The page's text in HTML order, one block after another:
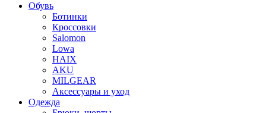
Обувь
Ботинки
Кроссовки
Salomon
Lowa
HAIX
AKU
MILGEAR
Аксессуары и уход
Одежда